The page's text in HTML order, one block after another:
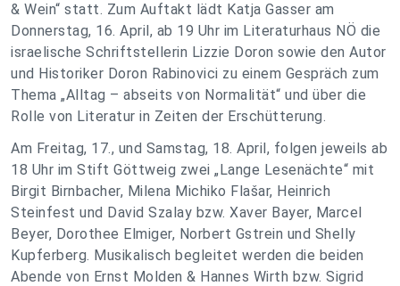
& Wein“ statt. Zum Auftakt lädt Katja Gasser am
Donnerstag, 16. April, ab 19 Uhr im Literaturhaus NÖ die
israelische Schriftstellerin Lizzie Doron sowie den Autor
und Historiker Doron Rabinovici zu einem Gespräch zum
Thema „Alltag – abseits von Normalität“ und über die
Rolle von Literatur in Zeiten der Erschütterung.
Am Freitag, 17., und Samstag, 18. April, folgen jeweils ab
18 Uhr im Stift Göttweig zwei „Lange Lesenächte“ mit
Birgit Birnbacher, Milena Michiko Flašar, Heinrich
Steinfest und David Szalay bzw. Xaver Bayer, Marcel
Beyer, Dorothee Elmiger, Norbert Gstrein und Shelly
Kupferberg. Musikalisch begleitet werden die beiden
Abende von Ernst Molden & Hannes Wirth bzw. Sigrid